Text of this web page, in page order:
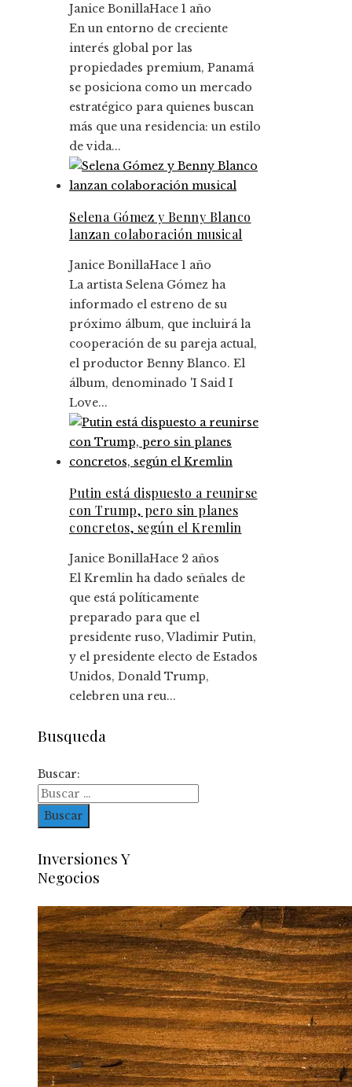
Janice BonillaHace 1 año
En un entorno de creciente
interés global por las
propiedades premium, Panamá
se posiciona como un mercado
estratégico para quienes buscan
más que una residencia: un estilo
de vida...
Selena Gómez y Benny Blanco
lanzan colaboración musical
Janice BonillaHace 1 año
La artista Selena Gómez ha
informado el estreno de su
próximo álbum, que incluirá la
cooperación de su pareja actual,
el productor Benny Blanco. El
álbum, denominado 'I Said I
Love...
Putin está dispuesto a reunirse
con Trump, pero sin planes
concretos, según el Kremlin
Janice BonillaHace 2 años
El Kremlin ha dado señales de
que está políticamente
preparado para que el
presidente ruso, Vladimir Putin,
y el presidente electo de Estados
Unidos, Donald Trump,
celebren una reu...
Busqueda
Buscar:
Inversiones Y
Negocios